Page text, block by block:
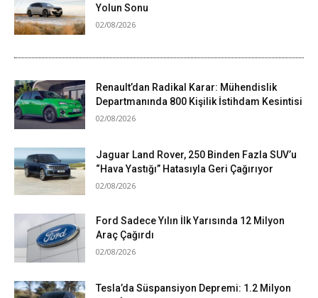
Yolun Sonu
02/08/2026
Renault’dan Radikal Karar: Mühendislik
Departmanında 800 Kişilik İstihdam Kesintisi
02/08/2026
Jaguar Land Rover, 250 Binden Fazla SUV’u
“Hava Yastığı” Hatasıyla Geri Çağırıyor
02/08/2026
Ford Sadece Yılın İlk Yarısında 12 Milyon
Araç Çağırdı
02/08/2026
Tesla’da Süspansiyon Depremi: 1.2 Milyon